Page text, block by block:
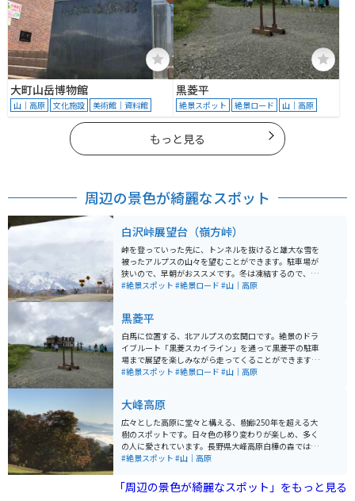
大町山岳博物館
山｜高原 文化施設 美術館｜資料館
黒菱平
絶景スポット 絶景ロード 山｜高原
もっと見る
周辺の景色が綺麗なスポット
白沢峠展望台（嶺方峠）
峠を登っていった先に、トンネルを抜けると雄大な雪を
被ったアルプスの山々を望むことができます。駐車場が
狭いので、早朝がおススメです。冬は凍結するので、春
か夏に行かれることをお勧めします。バイクや自転車で
#絶景スポット #絶景ロード #山｜高原
黒菱平
白馬に位置する、北アルプスの玄関口です。絶景のドラ
イブルート「黒菱スカイライン」を通って黒菱平の駐車
場まで展望を楽しみながら走ってくることができます。
往復のリフトも有料で利用でき、利用客も多いですが、
るので、バイクはもちろん車でも安心してドライブも楽
しめます。
#絶景スポット #絶景ロード #山｜高原
大峰高原
広々とした高原に堂々と構える、樹齢250年を超える大
樹のスポットです。日々色の移り変わりが楽しめ、多く
の人に愛されています。長野県大峰高原白樺の森では、
シラカバに映える紅葉のほか、散策道からは北アルプス
周辺には、観光案内所や地元野菜を販売する店などもあ
ります。早朝には雲海が見えることもあります。
#絶景スポット #山｜高原
「周辺の景色が綺麗なスポット」をもっと見る